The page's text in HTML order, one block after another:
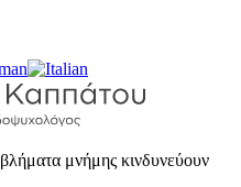
–
μνήμης κινδυνεύουν